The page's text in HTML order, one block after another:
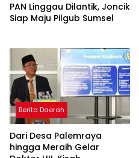
PAN Linggau Dilantik, Joncik
Siap Maju Pilgub Sumsel
Berita Daerah
Dari Desa Palemraya
hingga Meraih Gelar